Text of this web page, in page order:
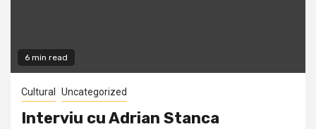
6 min read
Cultural Uncategorized
Interviu cu Adrian Stanca